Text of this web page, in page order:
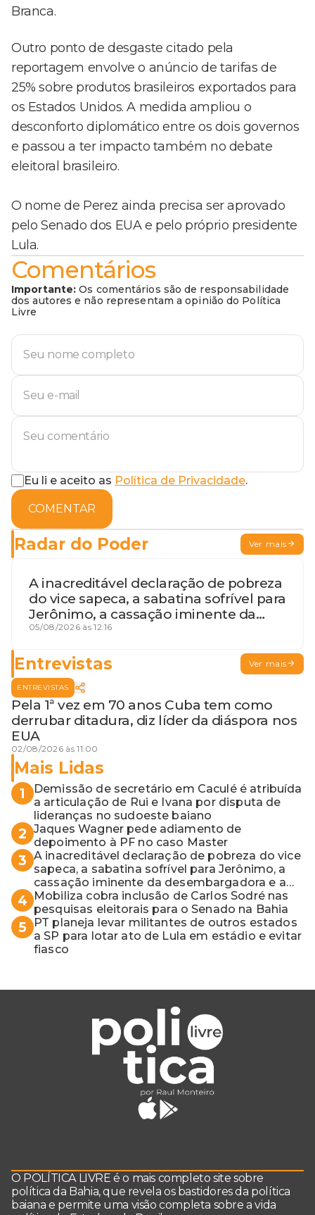
Branca.
Outro ponto de desgaste citado pela
reportagem envolve o anúncio de tarifas de
25% sobre produtos brasileiros exportados para
os Estados Unidos. A medida ampliou o
desconforto diplomático entre os dois governos
e passou a ter impacto também no debate
eleitoral brasileiro.
O nome de Perez ainda precisa ser aprovado
pelo Senado dos EUA e pelo próprio presidente
Lula.
Comentários
Importante: Os comentários são de responsabilidade
dos autores e não representam a opinião do Política
Livre
Eu li e aceito as Política de Privacidade.
COMENTAR
Radar do Poder Ver mais
A inacreditável declaração de pobreza
do vice sapeca, a sabatina sofrível para
Jerônimo, a cassação iminente da
desembargadora e a vaga do Quinto
05/08/2026 às 12:16
Entrevistas Ver mais
ENTREVISTAS
Pela 1ª vez em 70 anos Cuba tem como
derrubar ditadura, diz líder da diáspora nos
EUA
02/08/2026 às 11:00
Mais Lidas
1
Demissão de secretário em Caculé é atribuída
a articulação de Rui e Ivana por disputa de
lideranças no sudoeste baiano
2 Jaques Wagner pede adiamento de
depoimento à PF no caso Master
3 A inacreditável declaração de pobreza do vice
sapeca, a sabatina sofrível para Jerônimo, a
cassação iminente da desembargadora e a
vaga do Quinto para o MP baiano
4
Mobiliza cobra inclusão de Carlos Sodré nas
pesquisas eleitorais para o Senado na Bahia
5
PT planeja levar militantes de outros estados
a SP para lotar ato de Lula em estádio e evitar
fiasco
O POLÍTICA LIVRE é o mais completo site sobre
política da Bahia, que revela os bastidores da política
baiana e permite uma visão completa sobre a vida